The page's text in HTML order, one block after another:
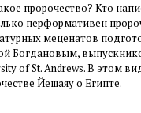
пророчество? Кто
перформативен
меценатов
Богдановым,
of St. Andrews. В этом
Йешаяу о Египте.